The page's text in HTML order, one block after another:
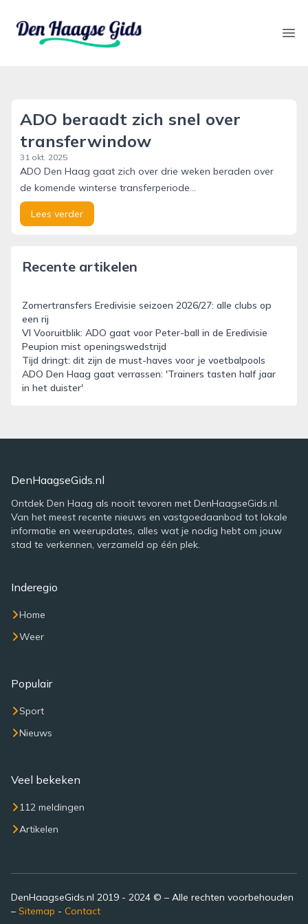
denhaagsegids.nl
ADO beraadt zich snel over
transferwindow
31 okt. 2025
ADO Den Haag gaat zich over drie weken beraden over
de komende winterse transferperiode...
Lees verder
Recente artikelen
Zomertransfers Eredivisie seizoen 2026/27: alle clubs op
een rij
VI Vooruitblik: ADO gaat voor Peter-ball in de Eredivisie
Peupion mist openingswedstrijd
Tijd dringt: dit zijn de must-haves voor je voetbalpools
ADO Den Haag gaat verrassen: 'Trainers tasten half jaar
in het duister'
DenHaagseGids.nl
Ontdek Den Haag als nooit tevoren met DenHaagseGids.nl.
Van het meest recente nieuws en vastgoedaanbod tot lokale
informatie en weerupdates, alles wat je nodig hebt om jouw
stad te verkennen, verzameld op één plek.
Inderegio
Home
Weer
Populair
Sport
Nieuws
Veel bekeken
112 meldingen
Artikelen
DenHaagseGids.nl 2019 - 2024 © – Alle rechten voorbehouden
– Sitemap - Contact